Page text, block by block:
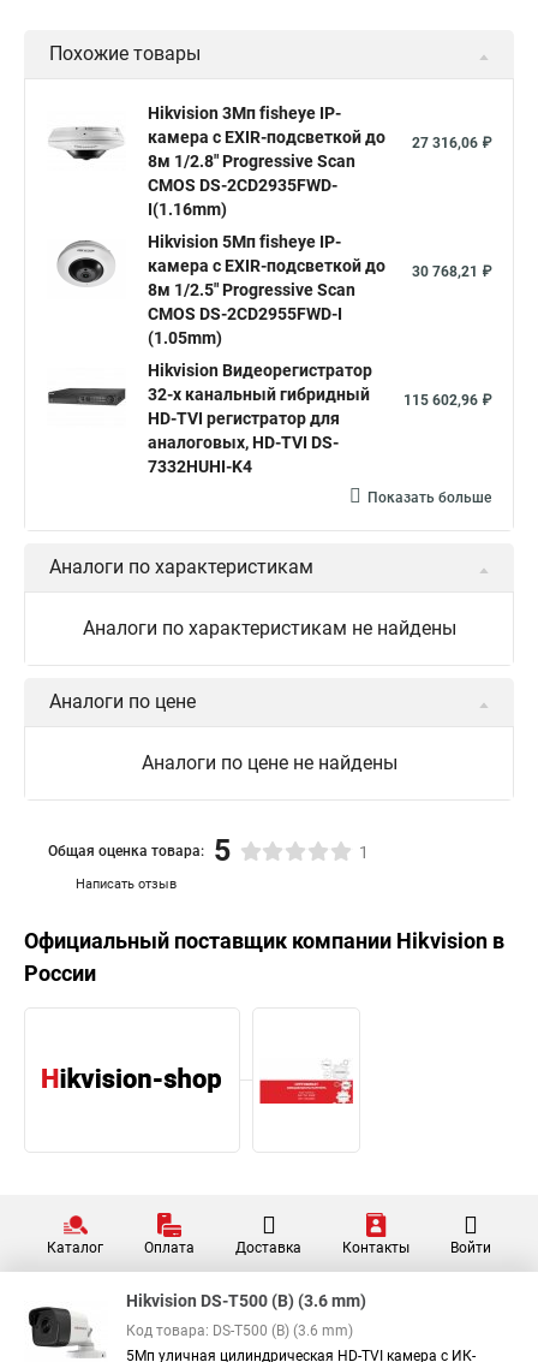
Камера видеонаблюдения hikvision
Hikvision купить Hikvision уличная ip камера
Hikvision poe
Hikvision 2 8 mm Hikvision camera Hikvision 2cd1148 i b
Видеонаблюдение Ip видеокамеры
Hikvision 2cd2142fwd
Hikvision ds 2cd1148 hikvision ds 2cd1148 i b
hikvision ds 2cd2042wd i Видеокамера hikvision
Видеокамеры hikvision ds
Камера Hikvision ds 2ce16d8t
Видеокамера hikvision hiwatch
Камера Hikvision ds 2cd2442fwd
Hikvision поворотная камера
Нikvision микрофон Hikvision поворотная
Hikvision порты
Похожие товары
Hikvision 3Мп fisheye IP-
камера c EXIR-подсветкой до
8м 1/2.8" Progressive Scan
CMOS DS-2CD2935FWD-
I(1.16mm)
27 316,06 ₽
Hikvision 5Мп fisheye IP-
камера c EXIR-подсветкой до
8м 1/2.5" Progressive Scan
CMOS DS-2CD2955FWD-I
(1.05mm)
30 768,21 ₽
Hikvision Видеорегистратор
32-х канальный гибридный
HD-TVI регистратор для
аналоговых, HD-TVI DS-
7332HUHI-K4
115 602,96 ₽
Показать больше
Аналоги по характеристикам
Аналоги по характеристикам не найдены
Аналоги по цене
Аналоги по цене не найдены
Написать отзыв
Общая оценка товара: 5 1
Официальный поставщик компании Hikvision в
России
Каталог Оплата Доставка Контакты Войти
Hikvision DS-T500 (B) (3.6 mm)
Код товара: DS-T500 (B) (3.6 mm)
5Мп уличная цилиндрическая HD-TVI камера с ИК-